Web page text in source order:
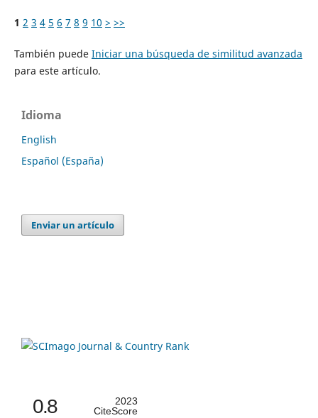
1 2 3 4 5 6 7 8 9 10 > >>
También puede Iniciar una búsqueda de similitud avanzada
para este artículo.
Idioma
English
Español (España)
Enviar un artículo
0.8
2023
CiteScore